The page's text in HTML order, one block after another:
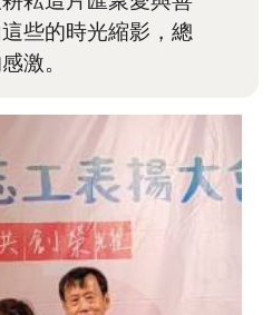
些的時光縮影，總
激。